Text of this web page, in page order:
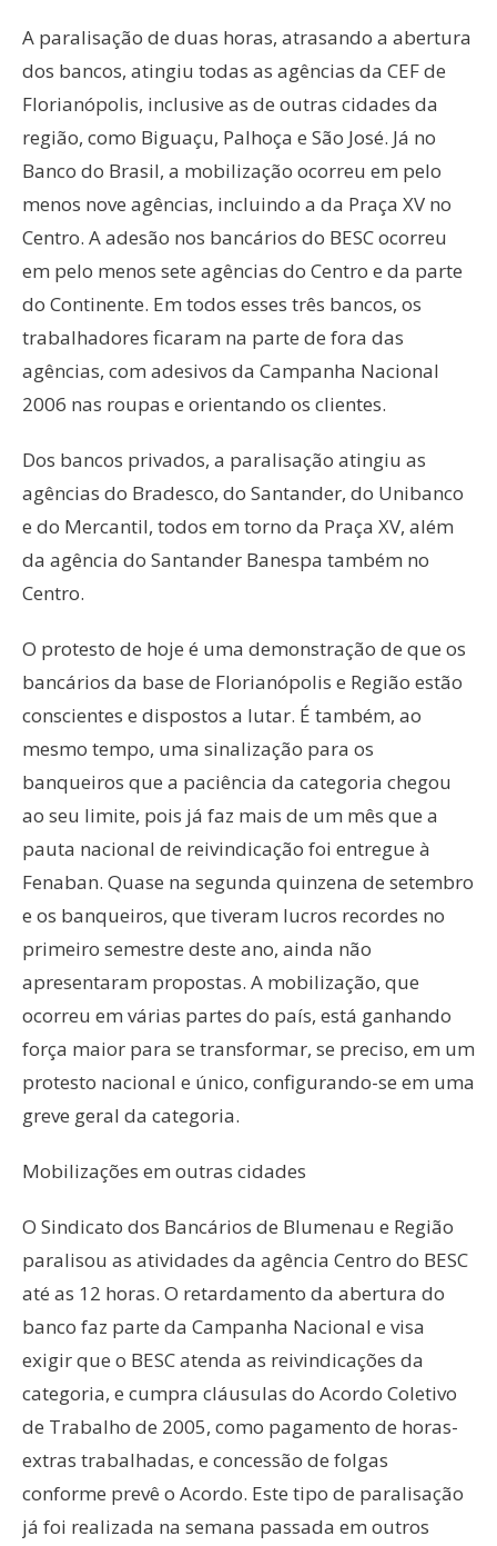
A paralisação de duas horas, atrasando a abertura
dos bancos, atingiu todas as agências da CEF de
Florianópolis, inclusive as de outras cidades da
região, como Biguaçu, Palhoça e São José. Já no
Banco do Brasil, a mobilização ocorreu em pelo
menos nove agências, incluindo a da Praça XV no
Centro. A adesão nos bancários do BESC ocorreu
em pelo menos sete agências do Centro e da parte
do Continente. Em todos esses três bancos, os
trabalhadores ficaram na parte de fora das
agências, com adesivos da Campanha Nacional
2006 nas roupas e orientando os clientes.
Dos bancos privados, a paralisação atingiu as
agências do Bradesco, do Santander, do Unibanco
e do Mercantil, todos em torno da Praça XV, além
da agência do Santander Banespa também no
Centro.
O protesto de hoje é uma demonstração de que os
bancários da base de Florianópolis e Região estão
conscientes e dispostos a lutar. É também, ao
mesmo tempo, uma sinalização para os
banqueiros que a paciência da categoria chegou
ao seu limite, pois já faz mais de um mês que a
pauta nacional de reivindicação foi entregue à
Fenaban. Quase na segunda quinzena de setembro
e os banqueiros, que tiveram lucros recordes no
primeiro semestre deste ano, ainda não
apresentaram propostas. A mobilização, que
ocorreu em várias partes do país, está ganhando
força maior para se transformar, se preciso, em um
protesto nacional e único, configurando-se em uma
greve geral da categoria.
Mobilizações em outras cidades
O Sindicato dos Bancários de Blumenau e Região
paralisou as atividades da agência Centro do BESC
até as 12 horas. O retardamento da abertura do
banco faz parte da Campanha Nacional e visa
exigir que o BESC atenda as reivindicações da
categoria, e cumpra cláusulas do Acordo Coletivo
de Trabalho de 2005, como pagamento de horas-
extras trabalhadas, e concessão de folgas
conforme prevê o Acordo. Este tipo de paralisação
já foi realizada na semana passada em outros